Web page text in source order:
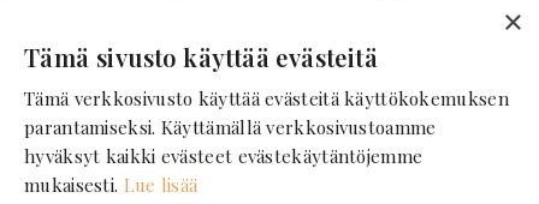
SEURAA MEITÄ
Facebook
×
Tämä sivusto käyttää evästeitä
Tämä verkkosivusto käyttää evästeitä käyttökokemuksen
parantamiseksi. Käyttämällä verkkosivustoamme
hyväksyt kaikki evästeet evästekäytäntöjemme
mukaisesti. Lue lisää